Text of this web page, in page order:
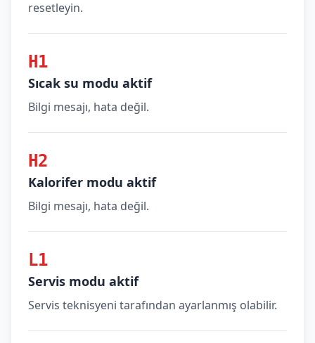
resetleyin.
H1
Sıcak su modu aktif
Bilgi mesajı, hata değil.
H2
Kalorifer modu aktif
Bilgi mesajı, hata değil.
L1
Servis modu aktif
Servis teknisyeni tarafından ayarlanmış olabilir.